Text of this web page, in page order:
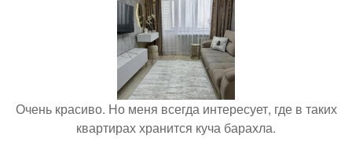
Очень красиво. Но меня всегда интересует, где в таких
квартирах хранится куча барахла.